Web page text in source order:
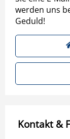
werden uns
Geduld!
Kontakt &